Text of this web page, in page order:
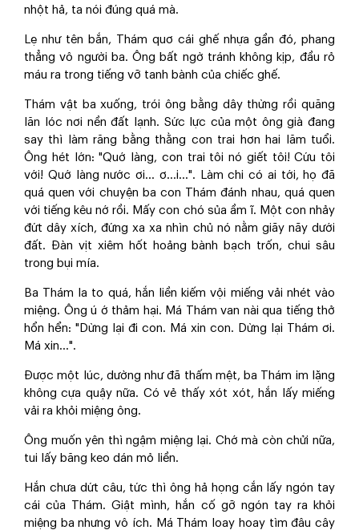
nhột hả, ta nói đúng quá mà.
Lẹ như tên bắn, Thám quơ cái ghế nhựa gần đó, phang
thẳng vô người ba. Ông bất ngờ tránh không kịp, đầu rỏ
máu ra trong tiếng vỡ tanh bành của chiếc ghế.
Thám vật ba xuống, trói ông bằng dây thừng rồi quăng
lăn lóc nơi nền đất lạnh. Sức lực của một ông già đang
say thì làm răng bằng thằng con trai hơn hai lăm tuổi.
Ông hét lớn: "Quớ làng, con trai tôi nó giết tôi! Cứu tôi
với! Quớ làng nước ơi… ơ...i...". Làm chi có ai tới, họ đã
quá quen với chuyện ba con Thám đánh nhau, quá quen
với tiếng kêu nớ rồi. Mấy con chó sủa ầm ĩ. Một con nhảy
đứt dây xích, đứng xa xa nhìn chủ nó nằm giãy nãy dưới
đất. Đàn vịt xiêm hốt hoảng bành bạch trốn, chui sâu
trong bụi mía.
Ba Thám la to quá, hắn liền kiếm vội miếng vải nhét vào
miệng. Ông ú ớ thảm hại. Má Thám van nài qua tiếng thở
hổn hển: "Dừng lại đi con. Má xin con. Dừng lại Thám ơi.
Má xin…".
Được một lúc, dường như đã thấm mệt, ba Thám im lặng
không cựa quậy nữa. Có vẻ thấy xót xót, hắn lấy miếng
vải ra khỏi miệng ông.
Ông muốn yên thì ngậm miệng lại. Chớ mà còn chửi nữa,
tui lấy băng keo dán mỏ liền.
Hắn chưa dứt câu, tức thì ông hả họng cắn lấy ngón tay
cái của Thám. Giật mình, hắn cố gỡ ngón tay ra khỏi
miệng ba nhưng vô ích. Má Thám loay hoay tìm đâu cây